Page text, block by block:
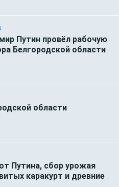
Путин провёл рабочую
Белгородской области
области
Путина, сбор урожая
каракурт и древние